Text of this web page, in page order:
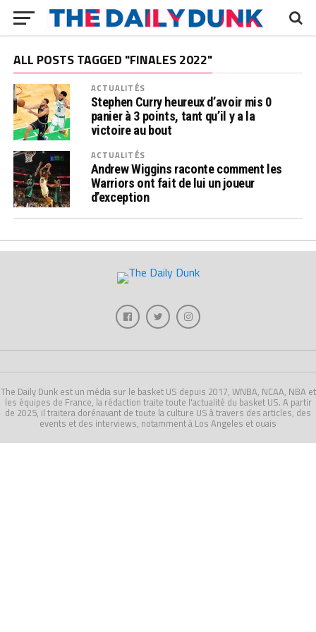
ALL POSTS TAGGED "FINALES 2022"
ACTUALITÉS
Stephen Curry heureux d’avoir mis 0
panier à 3 points, tant qu’il y a la
victoire au bout
ACTUALITÉS
Andrew Wiggins raconte comment les
Warriors ont fait de lui un joueur
d’exception
The Daily Dunk est un média sur le basket US depuis 2017, WNBA, NCAA, NBA et
les équipes de France, la rédaction traite toute l'actualité du basket US. A partir
de 2025, il traitera dorénavant de toute la culture US à travers des articles, des
events et des interviews, notamment à Los Angeles et ouais